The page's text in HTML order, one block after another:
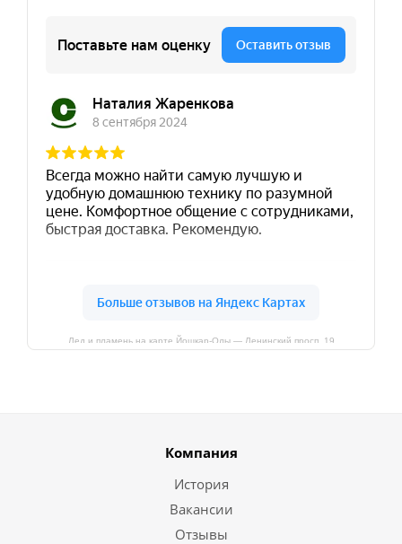
Лед и пламень на карте Йошкар‑Олы — Ленинский просп.,19
Компания
История
Вакансии
Отзывы